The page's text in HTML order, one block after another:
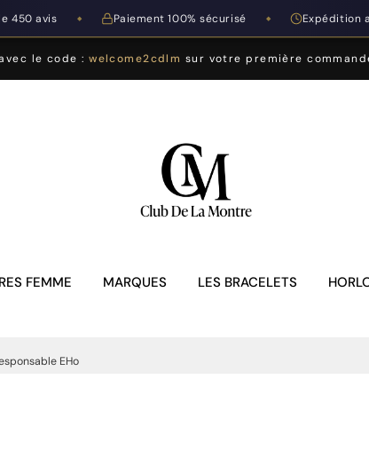
450 avis ◆ Paiement 100% sécurisé ◆ Expédition
le code :welcome2cdlm sur votre première
FEMME MARQUES LES BRACELETS
EHo